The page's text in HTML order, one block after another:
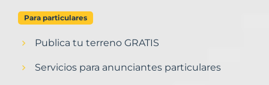
Para particulares
Publica tu terreno GRATIS
Servicios para anunciantes particulares